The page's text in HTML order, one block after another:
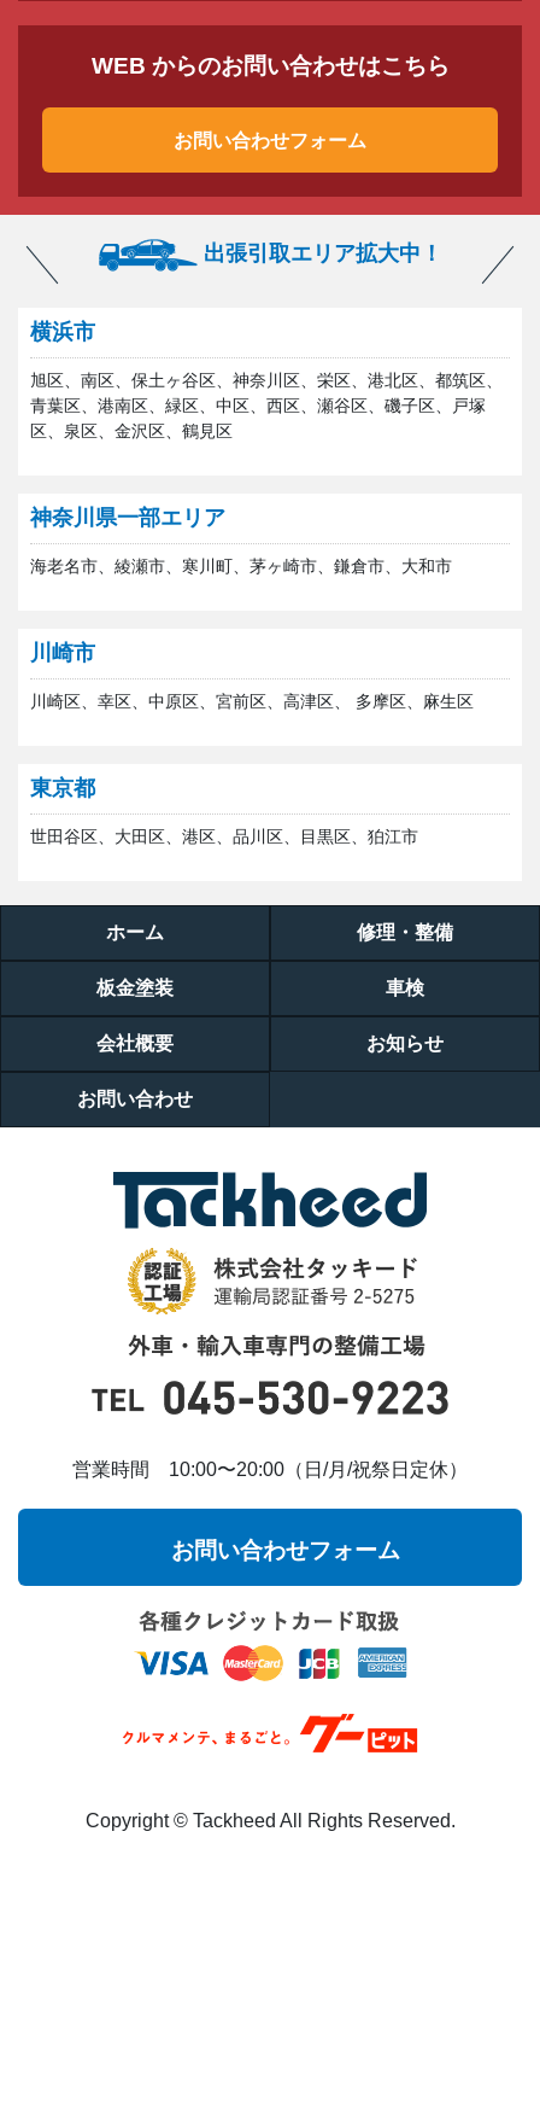
WEB からのお問い合わせはこちら
お問い合わせフォーム
出張引取エリア拡大中！
横浜市
旭区、南区、保土ヶ谷区、神奈川区、栄区、港北区、都筑区、
青葉区、港南区、緑区、中区、西区、瀬谷区、磯子区、戸塚
区、泉区、金沢区、鶴見区
神奈川県一部エリア
海老名市、綾瀬市、寒川町、茅ヶ崎市、鎌倉市、大和市
川崎市
川崎区、幸区、中原区、宮前区、高津区、 多摩区、麻生区
東京都
世田谷区、大田区、港区、品川区、目黒区、狛江市
営業時間 10:00〜20:00（日/月/祝祭日定休）
お問い合わせフォーム
Copyright ©︎ Tackheed All Rights Reserved.
ホーム 修理・整備
板金塗装 車検
会社概要 お知らせ
お問い合わせ